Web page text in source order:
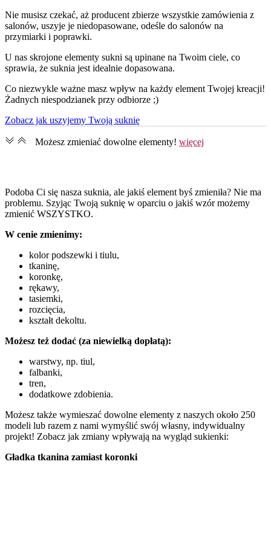
Nie musisz czekać, aż producent zbierze wszystkie zamówienia z
salonów, uszyje je niedopasowane, odeśle do salonów na
przymiarki i poprawki.
U nas skrojone elementy sukni są upinane na Twoim ciele, co
sprawia, że suknia jest idealnie dopasowana.
Co niezwykle ważne masz wpływ na każdy element Twojej kreacji!
Żadnych niespodzianek przy odbiorze ;)
Zobacz jak uszyjemy Twoją suknię
Możesz zmieniać dowolne elementy​! więcej
Podoba Ci się nasza suknia, ale jakiś element byś zmieniła? Nie ma
problemu. Szyjąc Twoją suknię w oparciu o jakiś wzór możemy
zmienić WSZYSTKO.
W cenie zmienimy:
kolor podszewki i tiulu,
tkaninę,
koronkę,
rękawy,
tasiemki,
rozcięcia,
kształt dekoltu.
Możesz też dodać (za niewielką dopłatą):
warstwy, np. tiul,
falbanki,
tren,
dodatkowe zdobienia.
Możesz także wymieszać dowolne elementy z naszych około 250
modeli lub razem z nami wymyślić swój własny, indywidualny
projekt! Zobacz jak zmiany wpływają na wygląd sukienki:
Gładka tkanina zamiast koronki